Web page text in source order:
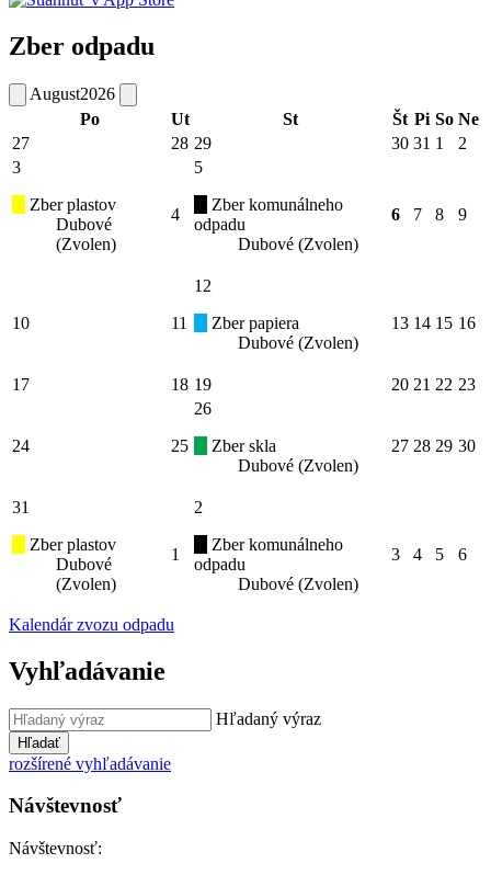
Zber odpadu
August2026
Po
Ut St Št Pi So Ne
27
28 29 30 31 1
2
3
Zber plastov
Dubové
(Zvolen)
4
5
Zber komunálneho
odpadu
Dubové (Zvolen)
6 7 8 9
10 11
12
Zber papiera
Dubové (Zvolen)
13 14 15 16
17 18 19 20 21 22 23
24 25
26
Zber skla
Dubové (Zvolen)
27 28 29 30
31
Zber plastov
Dubové
(Zvolen)
1
2
Zber komunálneho
odpadu
Dubové (Zvolen)
3 4 5 6
Kalendár zvozu odpadu
Vyhľadávanie
Hľadaný výraz
Hľadať
rozšírené vyhľadávanie
Návštevnosť
Návštevnosť: